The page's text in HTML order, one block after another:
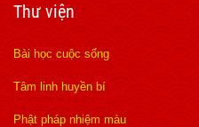
Thư viện
Bài học cuộc sống
Tâm linh huyền bí
Phật pháp nhiệm màu